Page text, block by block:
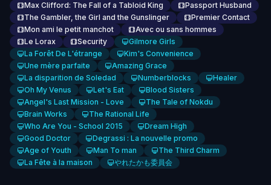
Max Clifford: The Fall of a Tabloid King
Passport Husband
The Gambler, the Girl and the Gunslinger
Premier Contact
Mon ami le petit manchot
Avec ou sans hommes
Le Lorax
Security
Gilmore Girls
La Forêt De L'étrange
Kim's Convenience
Une mère parfaite
Amazing Grace
La disparition de Soledad
Numberblocks
Healer
Oh My Venus
Let's Eat
Blood Sisters
Angel's Last Mission - Love
The Tale of Nokdu
Brain Works
The Rational Life
Who Are You - School 2015
Dream High
Good Doctor
Degrassi : La nouvelle promo
Age of Youth
Man To man
The Third Charm
La Fête à la maison
やれたかも委員会